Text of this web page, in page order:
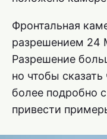
Фронтальная
разрешением 24
Разрешение
но чтобы
более подробно
привести